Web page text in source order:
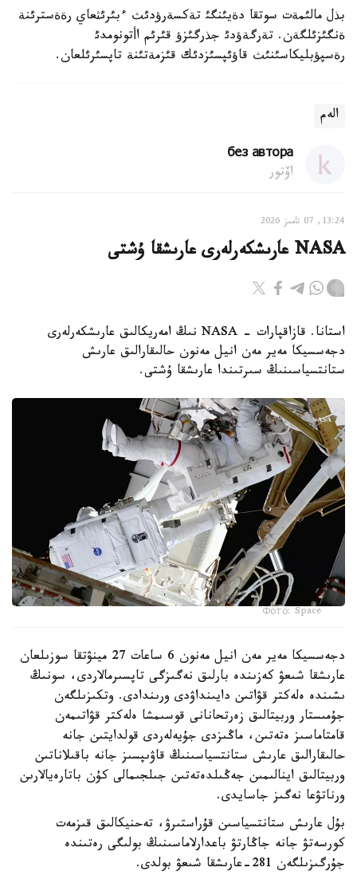
بذل مالئمةت سوتقا دةيئنگئ تةكسةرؤدئث ءبئرئثعاي رةةسترئنة
ةنگئزئلگةن. تةرگةؤدئ جذرگئزؤ قئرئم اأتونومدئ
رةسپؤبليكاسئنئث قاؤئپسئزدئك قئزمةتئنة تاپسئرئلعان.
الەم
без автора
اۆتور
13:24, 07 تامىز 2026
NASA عارىشكەرلەرى عارىشقا ۇشتى
استانا. قازاقپارات - NASA نىڭ امەريكالىق عارىشكەرلەرى
دجەسسيكا مەير مەن انيل مەنون حالىقارالىق عارىش
ستانتسياسىنىڭ سىرتىندا عارىشقا ۇشتى.
Фото: Space
دجەسسيكا مەير مەن انيل مەنون 6 ساعات 27 مينۋتقا سوزىلعان
عارىشقا شىعۋ كەزىندە بارلىق نەگىزگى تاپسىرمالاردى، سونىڭ
ىشىندە ەلەكتر قۋاتىن دايىنداۋدى ورىندادى. وتكىزىلگەن
جۇمىستار وربيتالىق زەرتحانانى قوسىمشا ەلەكتر قۋاتىمەن
قامتاماسىز ەتەتىن، ماڭىزدى جۇيەلەردى قولدايتىن جانە
حالىقارالىق عارىش ستانتسياسىنىڭ قاۋىپسىز جانە باقىلاناتىن
وربيتالىق اينالىمىن جەڭىلدەتەتىن جىلجىمالى كۇن باتارەيالارىن
ورناتۋعا نەگىز جاسايدى.
بۇل عارىش ستانتسياسىن قۇراستىرۋ، تەحنيكالىق قىزمەت
كورسەتۋ جانە جاڭارتۋ باعدارلاماسىنىڭ بولىگى رەتىندە
جۇرگىزىلگەن 281-عارىشقا شىعۋ بولدى.